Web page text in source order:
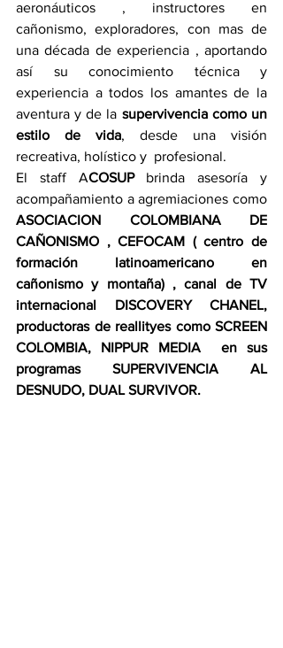
aeronáuticos , instructores en
cañonismo, exploradores, con mas de
una década de experiencia , aportando
así su conocimiento técnica y
experiencia a todos los amantes de la
aventura y de la supervivencia como un
estilo de vida, desde una visión
recreativa, holístico y  profesional.
El staff ACOSUP brinda asesoría y
acompañamiento a agremiaciones como
ASOCIACION COLOMBIANA DE
CAÑONISMO , CEFOCAM ( centro de
formación latinoamericano en
cañonismo y montaña) , canal de TV
internacional DISCOVERY CHANEL,
productoras de reallityes como SCREEN
COLOMBIA, NIPPUR MEDIA  en sus
programas SUPERVIVENCIA AL
DESNUDO, DUAL SURVIVOR.